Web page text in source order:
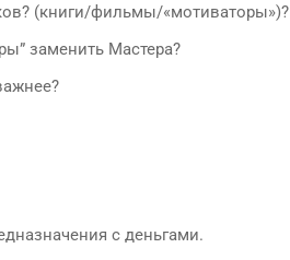
(книги/фильмы/«мотиваторы»)?
заменить Мастера?
с деньгами.